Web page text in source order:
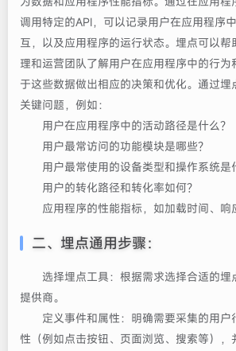
调用特定的API，可以记录用户在应用程序
互，以及应用程序的运行状态。埋点可以帮
理和运营团队了解用户在应用程序中的行为
于这些数据做出相应的决策和优化。通过埋
关键问题，例如：
用户在应用程序中的活动路径是什么？
用户最常访问的功能模块是哪些？
用户最常使用的设备类型和操作系统是
用户的转化路径和转化率如何？
应用程序的性能指标，如加载时间、响
二、埋点通用步骤：
选择埋点工具：根据需求选择合适的埋
提供商。
定义事件和属性：明确需要采集的用户
性（例如点击按钮、页面浏览、搜索等），